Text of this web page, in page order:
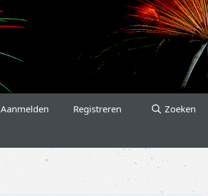
Aanmelden Registreren Zoeken